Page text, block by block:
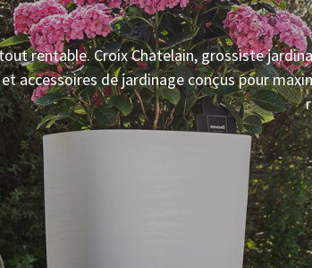
rentable. Croix Chatelain, grossiste
accessoires de jardinage conçus pour